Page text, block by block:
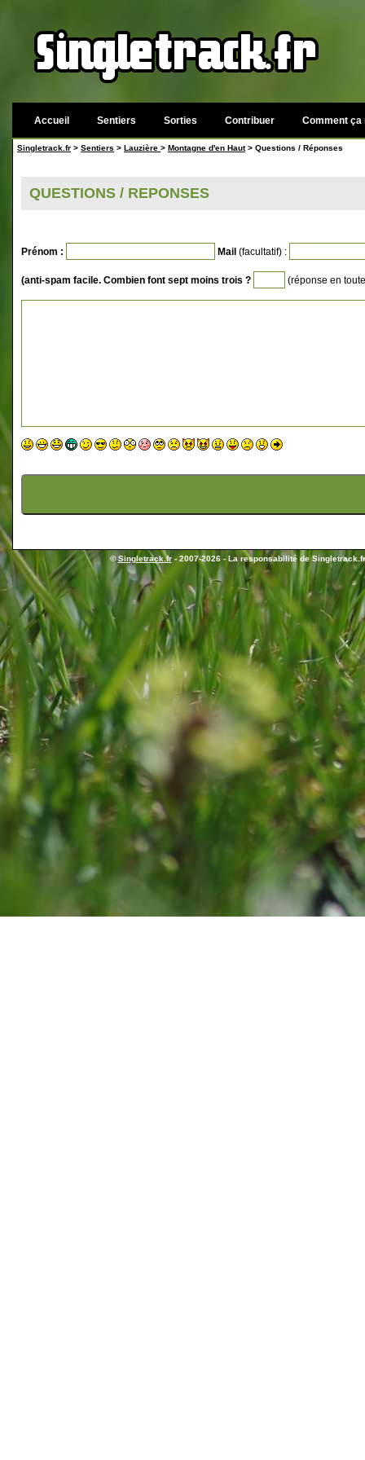
Accueil Sentiers Sorties Contribuer Comment ça
Singletrack.fr > Sentiers > Lauzière > Montagne d'en Haut> Questions / Réponses
QUESTIONS / REPONSES
Prénom : Mail (facultatif) :
(anti-spam facile. Combien font sept moins trois ? (réponse en
©Singletrack.fr- 2007-2026 - La responsabilité de